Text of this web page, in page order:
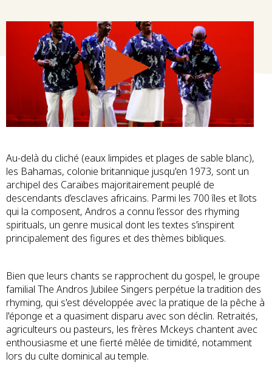
Au-delà du cliché (eaux limpides et plages de sable blanc),
les Bahamas, colonie britannique jusqu'en 1973, sont un
archipel des Caraïbes majoritairement peuplé de
descendants d’esclaves africains. Parmi les 700 îles et îlots
qui la composent, Andros a connu l’essor des rhyming
spirituals, un genre musical dont les textes s’inspirent
principalement des figures et des thèmes bibliques.
Bien que leurs chants se rapprochent du gospel, le groupe
familial The Andros Jubilee Singers perpétue la tradition des
rhyming, qui s'est développée avec la pratique de la pêche à
l'éponge et a quasiment disparu avec son déclin. Retraités,
agriculteurs ou pasteurs, les frères Mckeys chantent avec
enthousiasme et une fierté mêlée de timidité, notamment
lors du culte dominical au temple.